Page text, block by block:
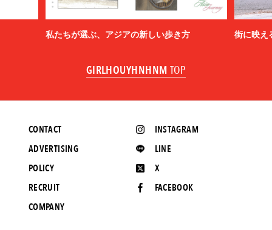
私たちが選ぶ、アジアの新しい歩き方 街に映え
GIRLHOUYHNHNM TOP
INSTAGRAM
LINE
X
FACEBOOK
CONTACT
ADVERTISING
POLICY
RECRUIT
COMPANY